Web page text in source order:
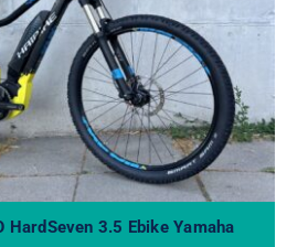
HardSeven 3.5 Ebike
Yamaha
HardSeven 3.5 Ebike Yamaha